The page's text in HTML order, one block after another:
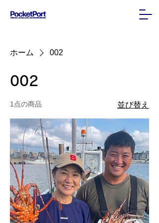
ホーム 002
002
1点の商品 並び替え